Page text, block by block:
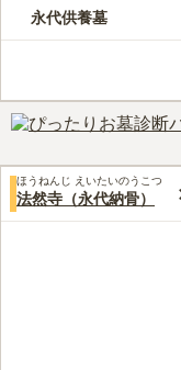
永代供養墓
ほうねんじ えいたいのうこつ
法然寺（永代納骨）